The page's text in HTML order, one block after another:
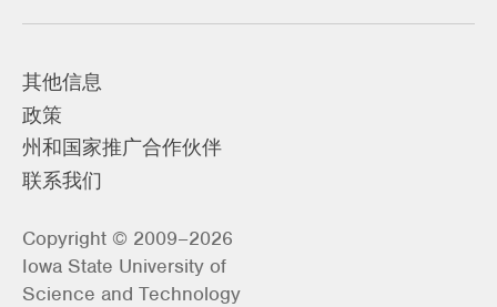
其他信息
政策
州和国家推广合作伙伴
联系我们
Copyright © 2009–2026
Iowa State University of
Science and Technology